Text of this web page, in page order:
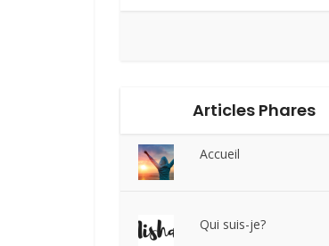
Articles Phares
Accueil
Qui suis-je?